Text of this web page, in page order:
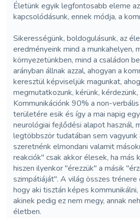
Életünk egyik legfontosabb eleme
kapcsolódásunk, ennek módja, a
Sikerességünk, boldogulásunk, az
eredményeink mind a munkahelyen,
környezetünkben, mind a családon
arányban állnak azzal, ahogyan a
keresztül képviseljük magunkat,
megmutatkozunk, kérünk, kérdezünk,
Kommunikációnk 90% a non-
területére esik és így a mai napig
neurológiai fejlődési alapot használ,
legtöbbször tudatában sem vagyunk
szeretnénk elmondani valamit
reakciók" csak akkor élesek, ha más
hiszen ilyenkor "érezzük" a másik
szimpátiáját". A világ összes trénere
hogy aki tisztán képes
akinek pedig ez nem megy, annak
életben.